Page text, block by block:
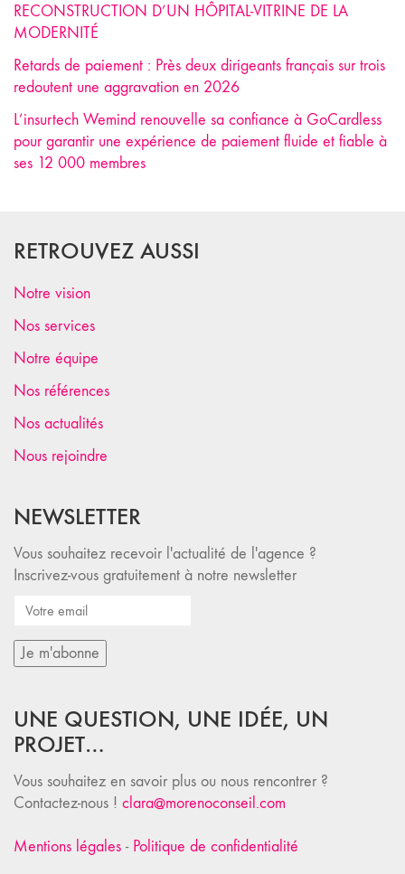
RECONSTRUCTION D’UN HÔPITAL-VITRINE DE LA
MODERNITÉ
Retards de paiement : Près deux dirigeants français sur trois
redoutent une aggravation en 2026
L’insurtech Wemind renouvelle sa confiance à GoCardless
pour garantir une expérience de paiement fluide et fiable à
ses 12 000 membres
RETROUVEZ AUSSI
Notre vision
Nos services
Notre équipe
Nos références
Nos actualités
Nous rejoindre
NEWSLETTER
Vous souhaitez recevoir l'actualité de l'agence ?
Inscrivez-vous gratuitement à notre newsletter
UNE QUESTION, UNE IDÉE, UN
PROJET…
Vous souhaitez en savoir plus ou nous rencontrer ?
Contactez-nous ! clara@morenoconseil.com
Mentions légales - Politique de confidentialité